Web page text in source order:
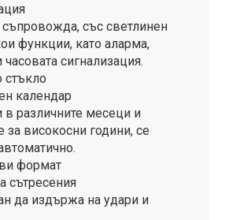
със светлинен
функции, като аларма,
сигнализация.
стъкло
календар
в различните месеци и
за високосни години, се
формат
сътресения
да издържа на удари и